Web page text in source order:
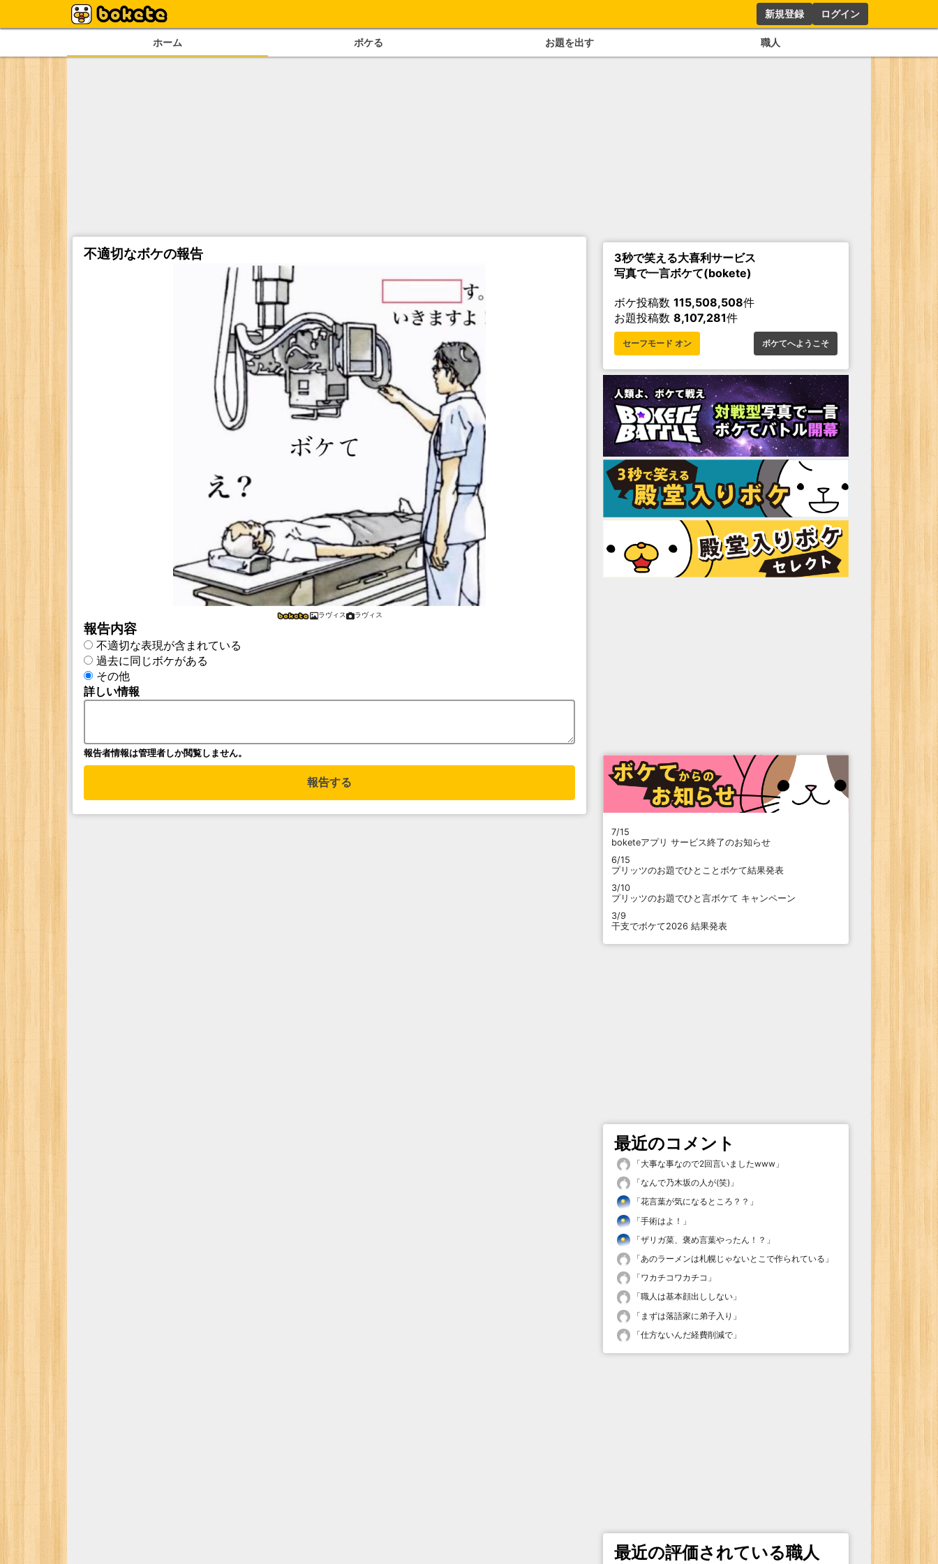
新規登録 ログイン
ホーム ボケる お題を出す 職人
不適切なボケの報告
ラヴィス ラヴィス
報告内容
不適切な表現が含まれている
過去に同じボケがある
その他
詳しい情報
報告者情報は管理者しか閲覧しません。
報告する
3秒で笑える大喜利サービス
写真で一言ボケて(bokete)
ボケ投稿数 115,508,508件
お題投稿数 8,107,281件
セーフモード オン ボケてへようこそ
7/15
boketeアプリ サービス終了のお知らせ
6/15
プリッツのお題でひとことボケて結果発表
3/10
プリッツのお題でひと言ボケて キャンペーン
3/9
干支でボケて2026 結果発表
最近のコメント
「大事な事なので2回言いましたwww 」
「なんで乃木坂の人が(笑) 」
「花言葉が気になるところ？？ 」
「手術はよ！ 」
「ザリガ菜、褒め言葉やったん！？ 」
「あのラーメンは札幌じゃないとこで作られている 」
「ワカチコワカチコ 」
「職人は基本顔出ししない 」
「 まずは落語家に弟子入り 」
「仕方ないんだ経費削減で 」
最近の評価されている職人